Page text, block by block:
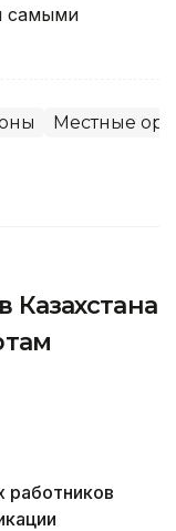
самыми
Местные
Казахстана
работников